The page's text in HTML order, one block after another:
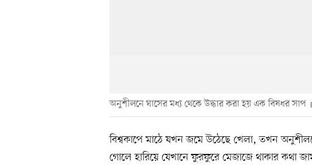
অনুশীলনে ঘাসের মধ্য থেকে উদ্ধার করা হয় এক বিষধর সাপ
বিশ্বকাপে মাঠে যখন জমে উঠেছে খেলা, তখন
গোলে হারিয়ে যেখানে ফুরফুরে মেজাজে থাকার কথা